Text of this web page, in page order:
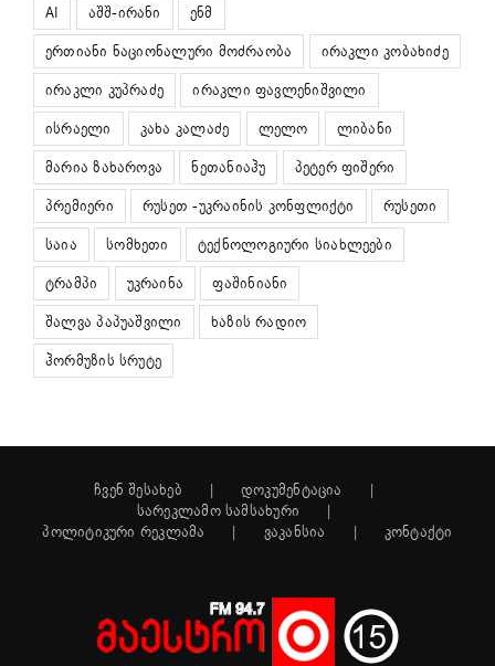
AI აშშ-ირანი
ენმ
ერთიანი ნაციონალური მოძრაობა
ირაკლი კობახიძე
ირაკლი კუპრაძე
ირაკლი ფავლენიშვილი
ისრაელი
კახა კალაძე ლელო
ლიბანი
მარია ზახაროვა
ნეთანიაჰუ
პეტერ ფიშერი
პრემიერი
რუსეთ -უკრაინის კონფლიქტი
რუსეთი
საია
სომხეთი
ტექნოლოგიური სიახლეები
ტრამპი
უკრაინა
ფაშინიანი
შალვა პაპუაშვილი
ხაზის რადიო
ჰორმუზის სრუტე
ჩვენ შესახებ
დოკუმენტაცია
სარეკლამო სამსახური
პოლიტიკური რეკლამა
ვაკანსია კონტაქტი